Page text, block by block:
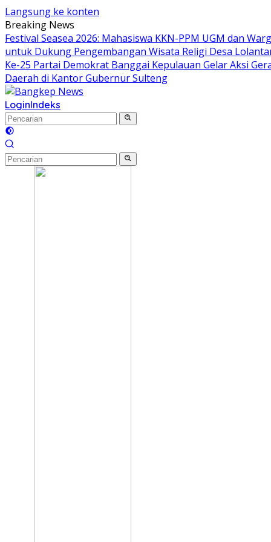
Langsung ke konten
Breaking News
Festival Seasea 2026: Mahasiswa KKN-PPM UGM dan
untuk Dukung Pengembangan Wisata Religi Desa
Ke-25 Partai Demokrat Banggai Kepulauan Gelar Aksi
Daerah di Kantor Gubernur Sulteng
LoginIndeks